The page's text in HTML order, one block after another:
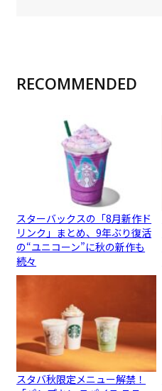
RECOMMENDED
スターバックスの「8月新作ド
リンク」まとめ、9年ぶり復活
の“ユニコーン”に秋の新作も
続々
スタバ秋限定メニュー解禁！